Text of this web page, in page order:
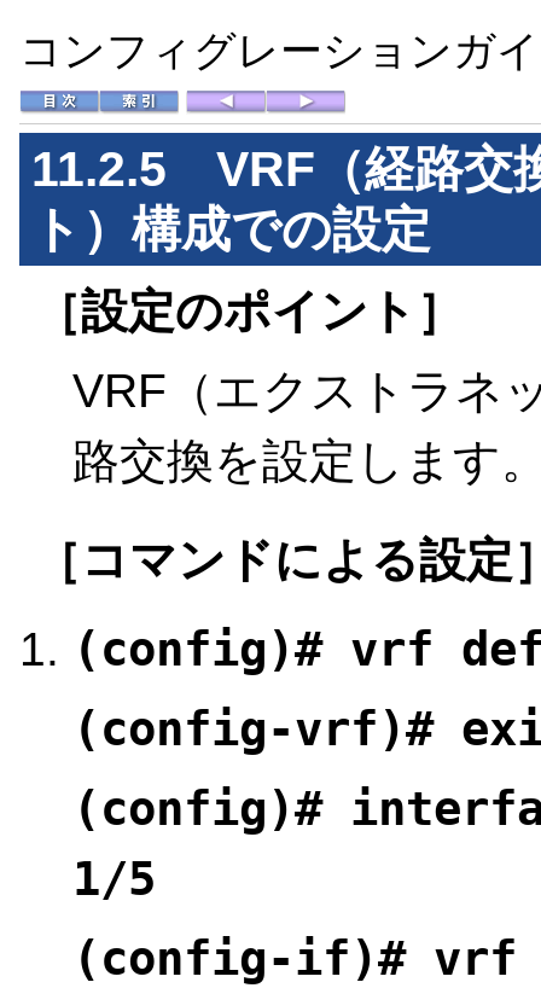
コンフィグレーションガ
11.2.5 VRF（経路交
ト）構成での設定
［設定のポイント］
VRF（エクストラネ
路交換を設定します
［コマンドによる設定
(config)# vrf
(config-vrf)#
(config)#
1/5
(config-if)# vrf